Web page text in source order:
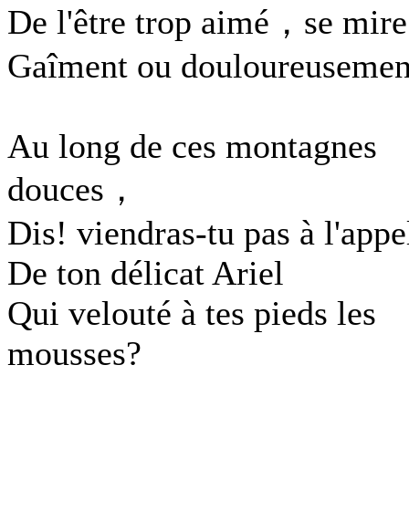
De l'être trop aimé，se mire
Gaîment ou
Au long de ces montagnes
douces，
Dis! viendras-tu pas à
De ton délicat Ariel
Qui velouté à tes pieds les
mousses?